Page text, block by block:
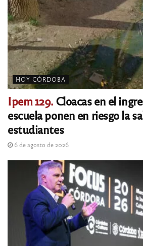
HOY CÓRDOBA
Ipem 129. Cloacas en el
escuela ponen en riesgo la
estudiantes
6 de agosto de 2026